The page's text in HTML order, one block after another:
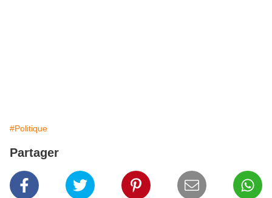
#Politique
Partager